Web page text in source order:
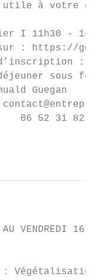
à votre
I 11h30 - 14h
: https://
:
sous
Guegan
06 52 31 82 35
VENDREDI 16
Végétalisation